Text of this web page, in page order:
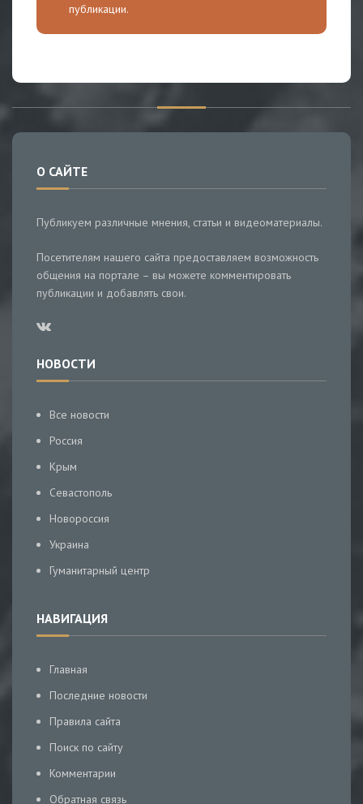
публикации.
О САЙТЕ
Публикуем различные мнения, статьи и видеоматериалы.
Посетителям нашего сайта предоставляем возможность
общения на портале – вы можете комментировать
публикации и добавлять свои.
НОВОСТИ
Все новости
Россия
Крым
Севастополь
Новороссия
Украина
Гуманитарный центр
НАВИГАЦИЯ
Главная
Последние новости
Правила сайта
Поиск по сайту
Комментарии
Обратная связь